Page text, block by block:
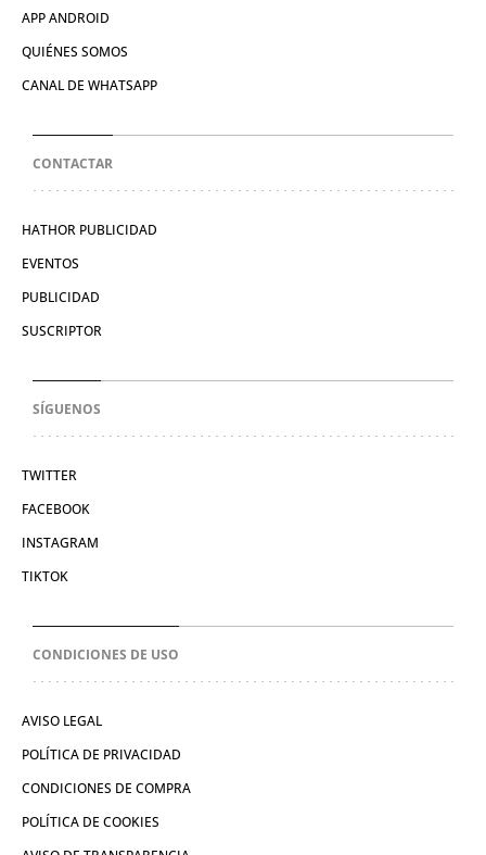
APP ANDROID
QUIÉNES SOMOS
CANAL DE WHATSAPP
CONTACTAR
HATHOR PUBLICIDAD
EVENTOS
PUBLICIDAD
SUSCRIPTOR
SÍGUENOS
TWITTER
FACEBOOK
INSTAGRAM
TIKTOK
CONDICIONES DE USO
AVISO LEGAL
POLÍTICA DE PRIVACIDAD
CONDICIONES DE COMPRA
POLÍTICA DE COOKIES